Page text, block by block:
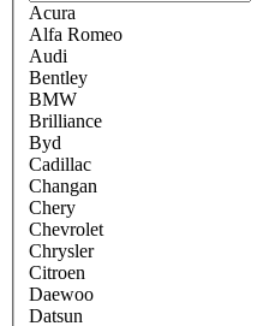
Acura
Alfa Romeo
Audi
Bentley
BMW
Brilliance
Byd
Cadillac
Changan
Chery
Chevrolet
Chrysler
Citroen
Daewoo
Datsun